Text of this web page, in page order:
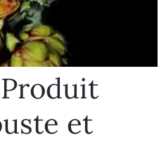
et